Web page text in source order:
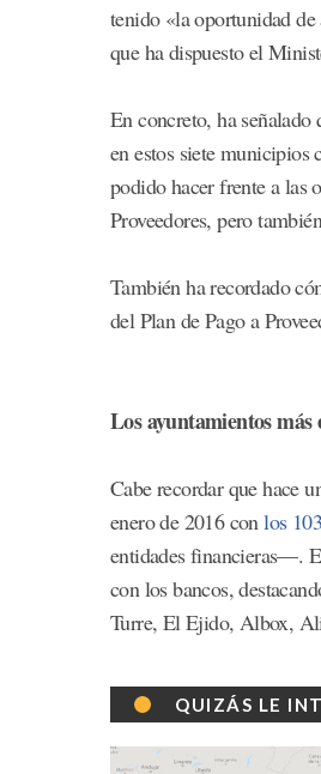
tenido «la oportunidad de
que ha dispuesto el
En concreto, ha
en estos siete municipios
podido hacer frente a las
Proveedores, pero
También ha recordado
del Plan de Pago a
Los ayuntamientos
Cabe recordar que hace
enero de 2016 conlos
entidades financieras—.
con los bancos,
Turre, El Ejido, Albox,
QUIZÁS LE